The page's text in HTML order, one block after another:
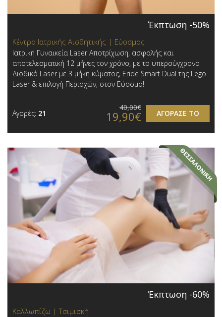
Έκπτωση -50%
Κέντρο Ιατρικής Αισθητικής | Εύοσμος
Ιατρική Γυναικεία Laser Αποτρίχωση, ασφαλής και
αποτελεσματική 12 μήνες τον χρόνο, με το υπερσύγχρονο
Διοδικό Laser με 3 μήκη κύματος, Eride Smart Dual της Lego
Laser & επιλογή Περιοχών,​ στον Εύοσμο!
Αγορές: 21 ΑΓΟΡΑΣΕ ΤΟ
40,00€
19,90€
Έκπτωση -60%
Καλλωπίζω | Τσιμισκή